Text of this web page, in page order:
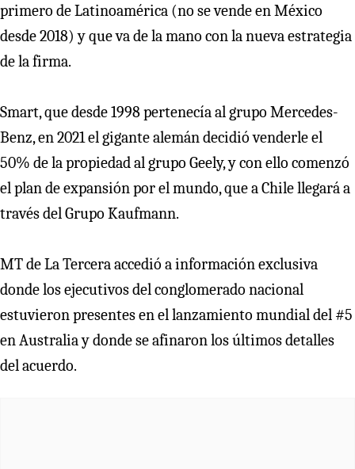
primero de Latinoamérica (no se vende en México
desde 2018) y que va de la mano con la nueva estrategia
de la firma.
Smart, que desde 1998 pertenecía al grupo Mercedes-
Benz, en 2021 el gigante alemán decidió venderle el
50% de la propiedad al grupo Geely, y con ello comenzó
el plan de expansión por el mundo, que a Chile llegará a
través del Grupo Kaufmann.
MT de La Tercera accedió a información exclusiva
donde los ejecutivos del conglomerado nacional
estuvieron presentes en el lanzamiento mundial del #5
en Australia y donde se afinaron los últimos detalles
del acuerdo.